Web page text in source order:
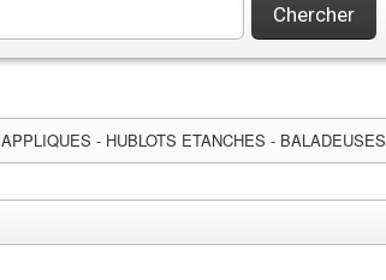
Chercher
APPLIQUES - HUBLOTS ETANCHES - BALADEUSES